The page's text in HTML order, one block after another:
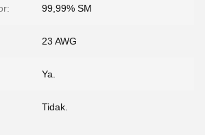
99,99% SM
23 AWG
Ya.
Tidak.